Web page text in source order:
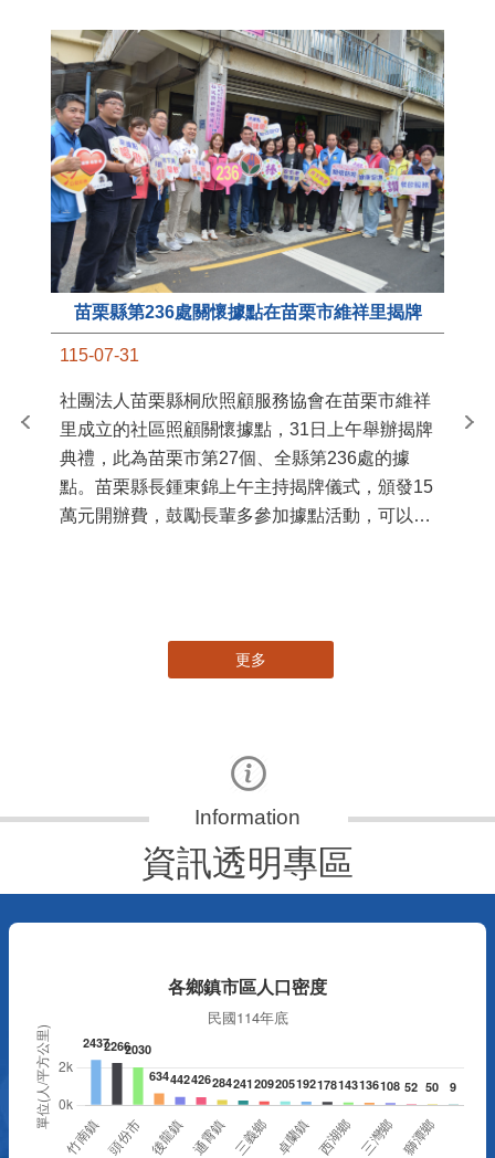
苗栗縣第236處關懷據點在苗栗市維祥里揭牌
115-07-31
社團法人苗栗縣桐欣照顧服務協會在苗栗市維祥
里成立的社區照顧關懷據點，31日上午舉辦揭牌
典禮，此為苗栗市第27個、全縣第236處的據
點。苗栗縣長鍾東錦上午主持揭牌儀式，頒發15
萬元開辦費，鼓勵長輩多參加據點活動，可以更
苗
更多
資訊透明專區